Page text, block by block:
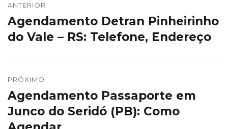
de
Post
ANTERIOR
Post
anterior:
Agendamento Detran Pinheirinho
do Vale – RS: Telefone, Endereço
PRÓXIMO
Próximo
post:
Agendamento Passaporte em
Junco do Seridó (PB): Como